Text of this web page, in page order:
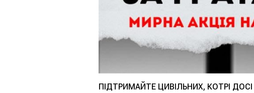
ПІДТРИМАЙТЕ ЦИВІЛЬНИХ, КОТРІ ДОСІ